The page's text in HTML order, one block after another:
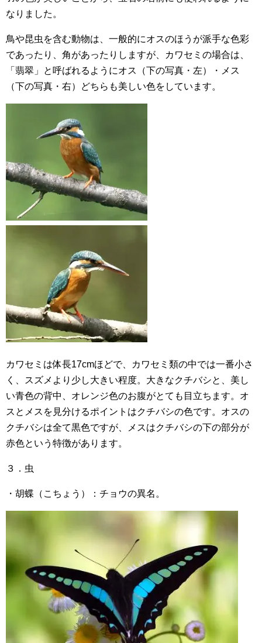
なりました。
鳥や昆虫を含む動物は、一般的にオスのほうが派手な色彩
であったり、角があったりしますが、カワセミの場合は、
「翡翠」と呼ばれるようにオス（下の写真・左）・メス
（下の写真・右）どちらも美しい色をしています。
カワセミは体長17cmほどで、カワセミ類の中では一番小さ
く、スズメより少し大きい程度。大きなクチバシと、美し
い青色の背中、オレンジ色のお腹がとても目立ちます。オ
スとメスを見分けるポイントはクチバシの色です。オスの
クチバシは全て黒色ですが、メスはクチバシの下の部分が
赤色という特徴があります。
３．虫
・胡蝶（こちょう）：チョウの異名。